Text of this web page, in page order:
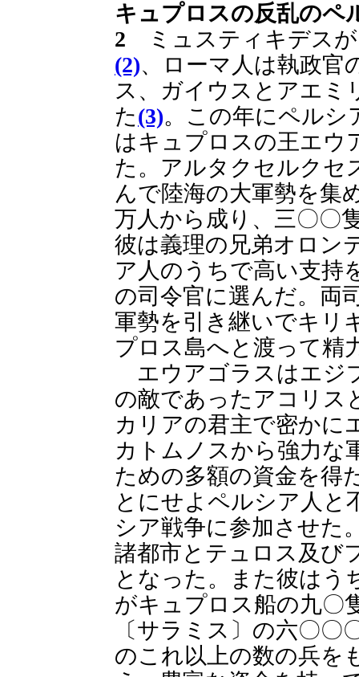
キュプロスの反乱のペ
2 ミュスティキデス
(2)、ローマ人は執政官
ス、ガイウスとアエミ
た(3)。この年にペルシ
はキュプロスの王エウ
た。アルタクセルクセ
んで陸海の大軍勢を集
万人から成り、三〇〇
彼は義理の兄弟オロン
ア人のうちで高い支持
の司令官に選んだ。両
軍勢を引き継いでキリ
プロス島へと渡って精
エウアゴラスはエジ
の敵であったアコリス
カリアの君主で密かに
カトムノスから強力な
ための多額の資金を得
とにせよペルシア人と
シア戦争に参加させた
諸都市とテュロス及び
となった。また彼はう
がキュプロス船の九〇
〔サラミス〕の六〇
のこれ以上の数の兵を